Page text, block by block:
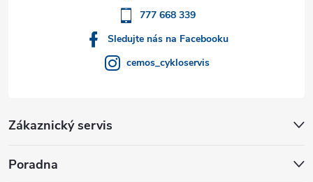
777 668 339
Sledujte nás na Facebooku
cemos_cykloservis
Zákaznický servis
Poradna